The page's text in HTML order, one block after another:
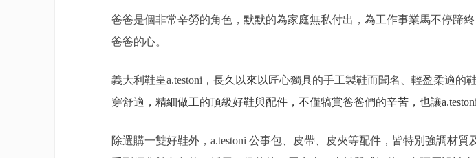
爸爸是個非常辛勞的角色，默默的為家庭無私付出，為工作事業馬不停蹄
爸爸的心。
義大利鞋皇a.testoni ，長久以來以 匠心獨具的手工製鞋而聞名、輕盈柔適的
穿舒適 ，精細做工的頂級好鞋與配件，不僅犒賞爸爸們的辛苦，也讓
除選購一雙好鞋外，a.testoni 公事包、皮帶、皮夾等配件，皆特別強調材